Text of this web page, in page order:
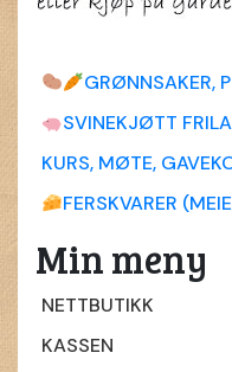
GRØNNSAKER,
SVINEKJØTT
KURS, MØTE,
FERSKVARER
Min meny
NETTBUTIKK
KASSEN